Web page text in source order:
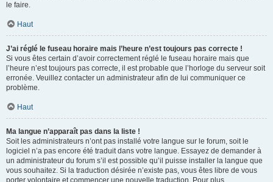
le faire.
Haut
J’ai réglé le fuseau horaire mais l’heure n’est toujours pas correcte !
Si vous êtes certain d’avoir correctement réglé le fuseau horaire mais que
l’heure n’est toujours pas correcte, il est probable que l’horloge du serveur soit
erronée. Veuillez contacter un administrateur afin de lui communiquer ce
problème.
Haut
Ma langue n’apparaît pas dans la liste !
Soit les administrateurs n’ont pas installé votre langue sur le forum, soit le
logiciel n’a pas encore été traduit dans votre langue. Essayez de demander à
un administrateur du forum s’il est possible qu’il puisse installer la langue que
vous souhaitez. Si la traduction désirée n’existe pas, vous êtes libre de vous
porter volontaire et commencer une nouvelle traduction. Pour plus